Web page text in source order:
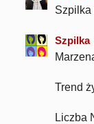
Szpilka
Szpilka
Trend
Liczba